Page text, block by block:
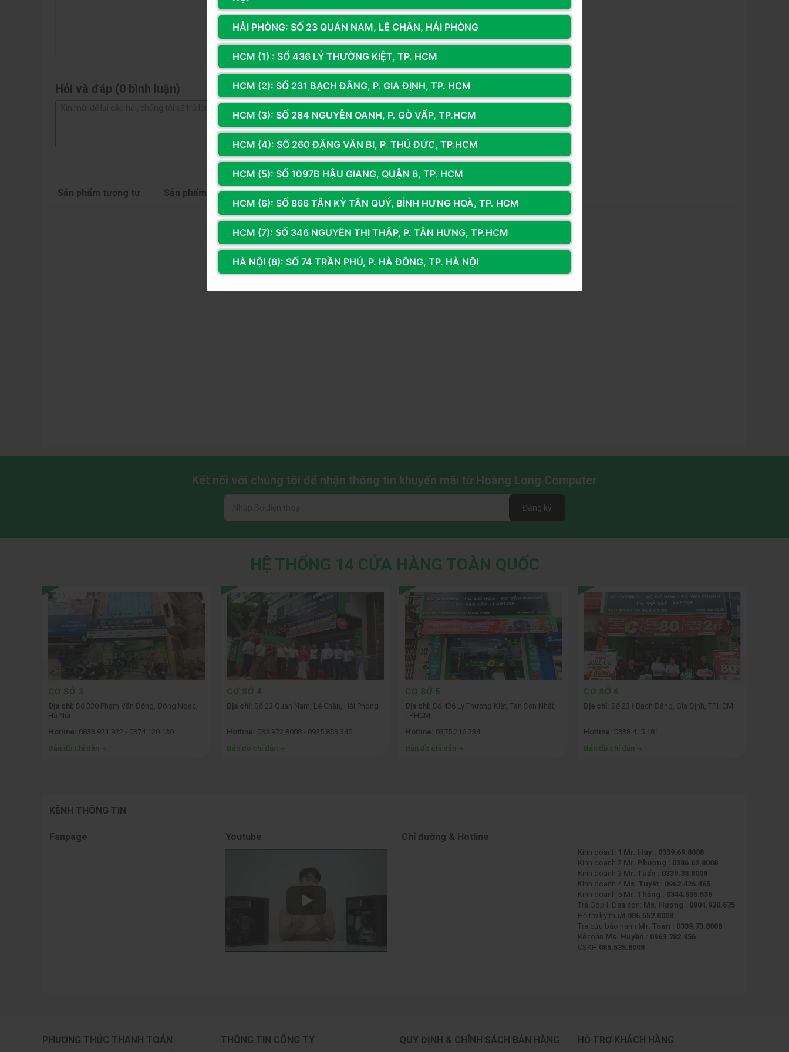
Tần số quét 146Hz & 1ms MPRT – Chiến game mượt mà, phản xạ chuẩn xác
Với tần số quét 146Hz, các chuyển động trong game được hiển thị mượt mà hơn, giảm hiện tượng xé hình
Thời gian phản hồi chỉ 1ms (MPRT) giúp giảm nhòe, đặc biệt hữu ích khi chơi game hành động, bắn súng
Tích hợp loa & công nghệ bảo vệ mắt
Trang bị sẵn 2 loa 2W, đáp ứng nhu cầu giải trí cơ bản, không cần mua thêm loa ngoài.
Công nghệ Low Blue Light giúp giảm ánh sáng xanh gây mỏi mắt, cho phép chơi game hoặc làm việc lâu
mà vẫn dễ chịu.
Cổng kết nối đầy đủ – Kết nối nhanh, sử dụng tiện lợi
2 sao
1 sao
Hỏi và đáp (0 bình luận)
Sản phẩm tương tự Sản phẩm cùng hãng Sản phẩm đã xem
Kết nối với chúng tôi để nhận thông tin khuyến mãi từ Hoàng Long Computer
Đăng ký
HỆ THỐNG 14 CỬA HÀNG TOÀN QUỐC
CƠ SỞ 3
Địa chỉ: Số 330 Phạm Văn Đồng, Đông Ngạc,
Hà Nội
Hotline: 0833.921.922 - 0374.120.130
Bản đồ chỉ dẫn
CƠ SỞ 4
Địa chỉ: Số 23 Quán Nam, Lê Chân, Hải Phòng
Hotline: 033.972.8008 - 0925.853.345
Bản đồ chỉ dẫn
CƠ SỞ 5
Địa chỉ: Số 436 Lý Thường Kiệt, Tân Sơn Nhất,
TP.HCM
Hotline: 0375.216.234
Bản đồ chỉ dẫn
CƠ SỞ 6
Địa chỉ: Số 231 Bạch Đằng, Gia Định, TP.HCM
Hotline: 0338.415.181
Bản đồ chỉ dẫn
KÊNH THÔNG TIN
Fanpage Youtube Chỉ đường & Hotline
Kinh doanh 1 Mr. Huy : 0339.69.8008
Kinh doanh 2 Mr. Phương : 0386.62.8008
Kinh doanh 3 Mr. Tuấn : 0339.38.8008
Kinh doanh 4 Ms. Tuyết : 0962.426.465
Kinh doanh 5 Mr. Thắng : 0344.535.536
Trả Góp HDsaison: Ms. Hương : 0904.930.675
Hỗ trợ kỹ thuật 086.552.8008
Tra cứu bảo hành Mr. Toán : 0339.73.8008
Kế toán Ms. Huyền : 0963.782.956
CSKH 086.535.8008
PHƯƠNG THỨC THANH TOÁN THÔNG TIN CÔNG TY QUY ĐỊNH & CHÍNH SÁCH BÁN HÀNG HỖ TRỢ KHÁCH HÀNG
HẢI PHÒNG: SỐ 23 QUÁN NAM, LÊ CHÂN, HẢI PHÒNG
HCM (1) : SỐ 436 LÝ THƯỜNG KIỆT, TP. HCM
HCM (2): SỐ 231 BẠCH ĐẰNG, P. GIA ĐỊNH, TP. HCM
HCM (3): SỐ 284 NGUYỄN OANH, P. GÒ VẤP, TP.HCM
HCM (4): SỐ 260 ĐẶNG VĂN BI, P. THỦ ĐỨC, TP.HCM
HCM (5): SỐ 1097B HẬU GIANG, QUẬN 6, TP. HCM
HCM (6): SỐ 866 TÂN KỲ TÂN QUÝ, BÌNH HƯNG HOÀ, TP. HCM
HCM (7): SỐ 346 NGUYỄN THỊ THẬP, P. TÂN HƯNG, TP.HCM
HÀ NỘI (6): SỐ 74 TRẦN PHÚ, P. HÀ ĐÔNG, TP. HÀ NỘI